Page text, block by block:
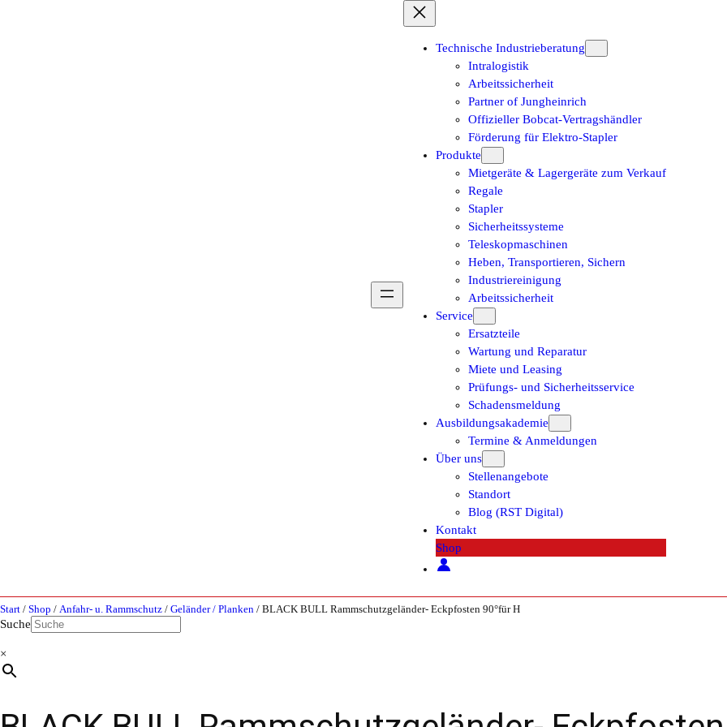
Technische Industrieberatung
Intralogistik
Arbeitssicherheit
Partner of Jungheinrich
Offizieller Bobcat-Vertragshändler
Förderung für Elektro-Stapler
Produkte
Mietgeräte & Lagergeräte zum Verkauf
Regale
Stapler
Sicherheitssysteme
Teleskopmaschinen
Heben, Transportieren, Sichern
Industriereinigung
Arbeitssicherheit
Service
Ersatzteile
Wartung und Reparatur
Miete und Leasing
Prüfungs- und Sicherheitsservice
Schadensmeldung
Ausbildungsakademie
Termine & Anmeldungen
Über uns
Stellenangebote
Standort
Blog (RST Digital)
Kontakt
Shop
Start / Shop / Anfahr- u. Rammschutz / Geländer / Planken / BLACK BULL Rammschutzgeländer- Eckpfosten 90°für H
Suche
×